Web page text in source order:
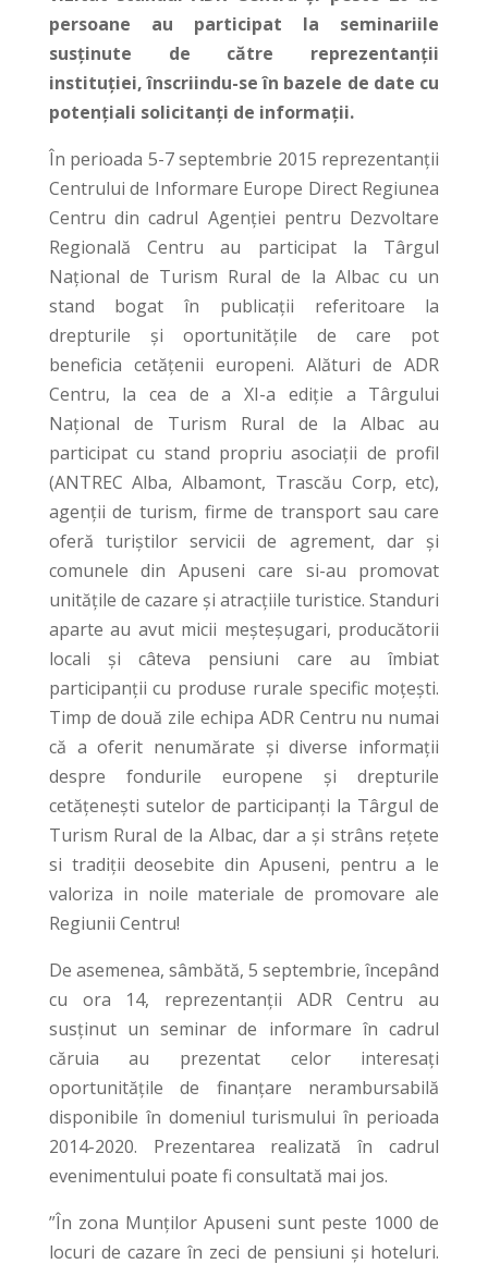
persoane au participat la seminariile
susținute de către reprezentanții
instituției, înscriindu-se în bazele de date cu
potențiali solicitanți de informații.
În perioada 5-7 septembrie 2015 reprezentanții
Centrului de Informare Europe Direct Regiunea
Centru din cadrul Agenției pentru Dezvoltare
Regională Centru au participat la Târgul
Naţional de Turism Rural de la Albac cu un
stand bogat în publicații referitoare la
drepturile și oportunitățile de care pot
beneficia cetățenii europeni. Alături de ADR
Centru, la cea de a XI-a ediţie a Târgului
Naţional de Turism Rural de la Albac au
participat cu stand propriu asociații de profil
(ANTREC Alba, Albamont, Trascău Corp, etc),
agenţii de turism, firme de transport sau care
oferă turiștilor servicii de agrement, dar și
comunele din Apuseni care si-au promovat
unitățile de cazare și atracțiile turistice. Standuri
aparte au avut micii meșteșugari, producătorii
locali și câteva pensiuni care au îmbiat
participanții cu produse rurale specific moțești.
Timp de două zile echipa ADR Centru nu numai
că a oferit nenumărate și diverse informații
despre fondurile europene și drepturile
cetățenești sutelor de participanți la Târgul de
Turism Rural de la Albac, dar a și strâns rețete
si tradiții deosebite din Apuseni, pentru a le
valoriza in noile materiale de promovare ale
Regiunii Centru!
De asemenea, sâmbătă, 5 septembrie, începând
cu ora 14, reprezentanții ADR Centru au
susținut un seminar de informare în cadrul
căruia au prezentat celor interesați
oportunitățile de finanțare nerambursabilă
disponibile în domeniul turismului în perioada
2014-2020. Prezentarea realizată în cadrul
evenimentului poate fi consultată mai jos.
”În zona Munților Apuseni sunt peste 1000 de
locuri de cazare în zeci de pensiuni și hoteluri.